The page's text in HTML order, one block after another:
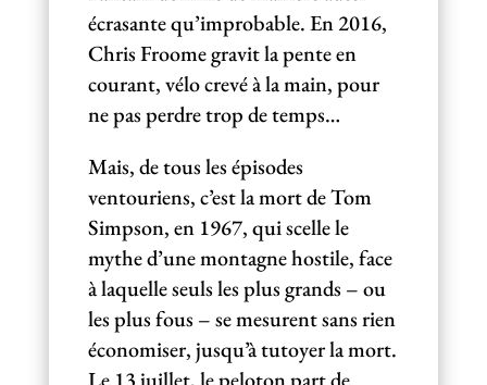
écrasante qu’improbable. En 2016,
Chris Froome gravit la pente en
courant, vélo crevé à la main, pour
ne pas perdre trop de temps…
Mais, de tous les épisodes
ventouriens, c’est la mort de Tom
Simpson, en 1967, qui scelle le
mythe d’une montagne hostile, face
à laquelle seuls les plus grands – ou
les plus fous – se mesurent sans rien
économiser, jusqu’à tutoyer la mort.